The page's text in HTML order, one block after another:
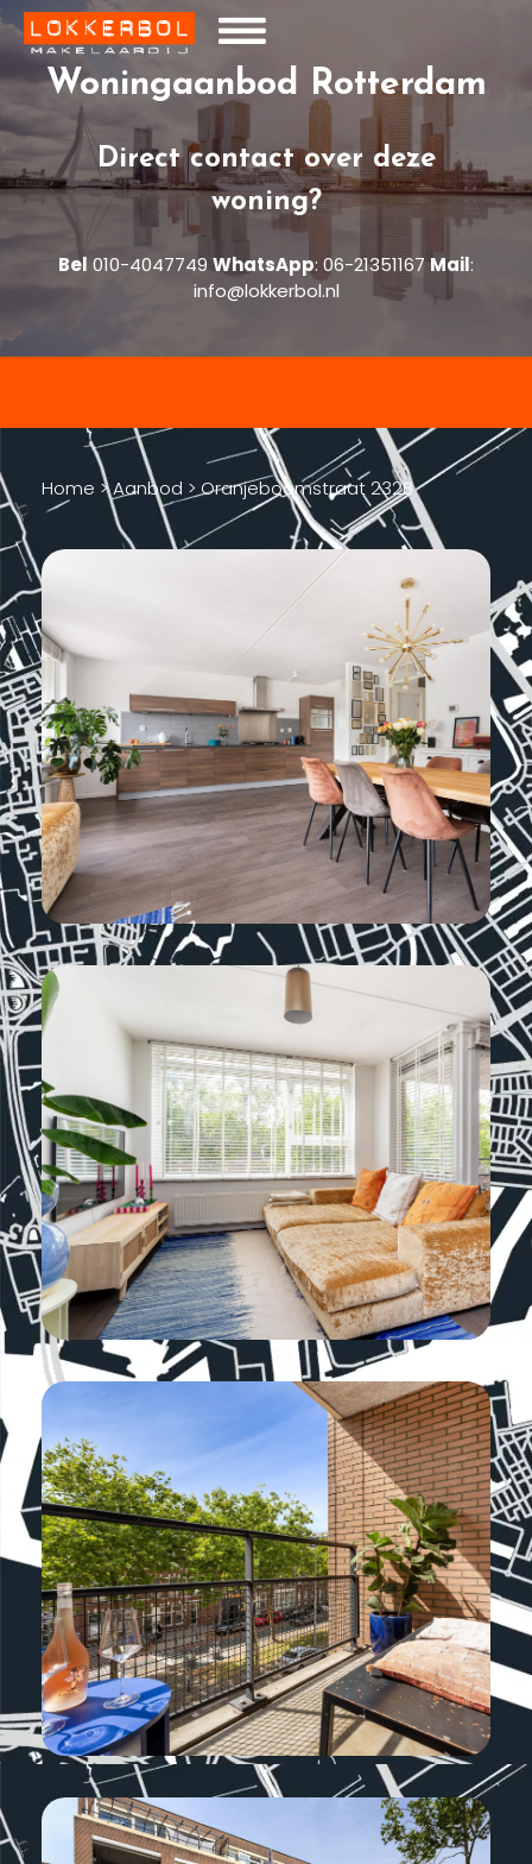
Woningaanbod Rotterdam
Direct contact over deze
woning?
Bel 010-4047749 WhatsApp: 06-21351167 Mail:
info@lokkerbol.nl
Home >Aanbod >Oranjeboomstraat 232B